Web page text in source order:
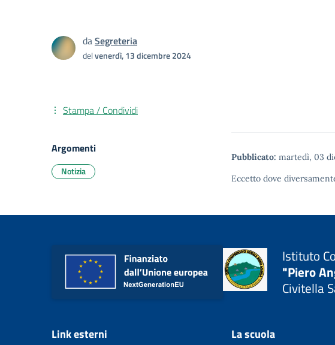
daSegreteria
delvenerdì, 13 dicembre 2024
Pubblicato: martedì, 03
Eccetto dove
Stampa / Condividi
Argomenti
Notizia
Istituto
"Piero
Civitella
Link esterni La scuola